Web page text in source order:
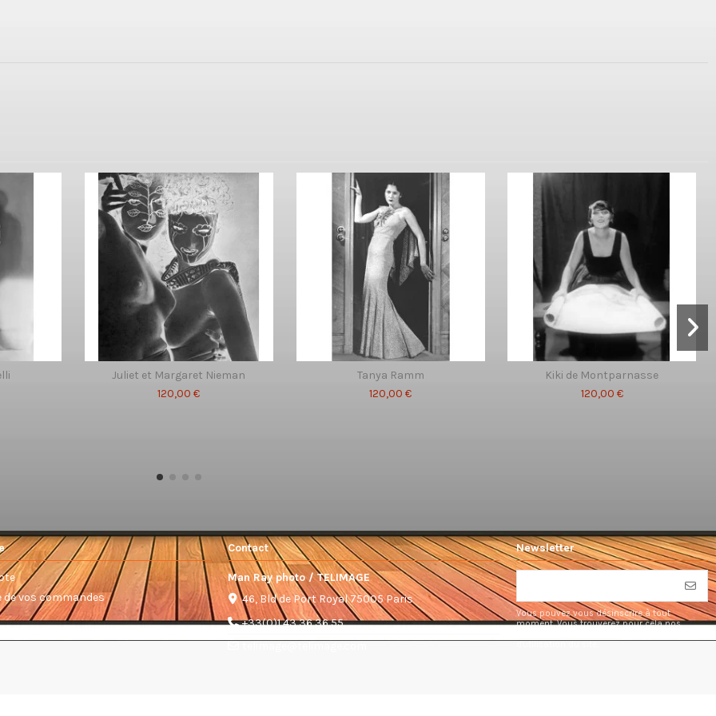
Juliet et Margaret Nieman
120,00 €
Tanya Ramm
120,00 €
Kiki de Montparnasse
120,00 €
de vos commandes
Contact
Man Ray photo / TELIMAGE
46, Bld de Port Royal 75005 Paris
+33(0)1 43 36 36 55
Newsletter
Vous pouvez vous désinscrire à tout
moment. Vous trouverez pour cela nos
d'utilisation du site.